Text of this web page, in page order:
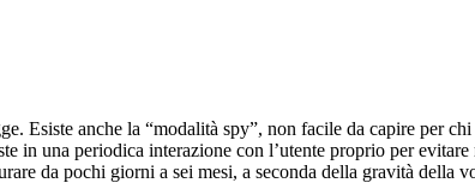
Esiste anche la “modalità spy”, non facile da capire per chi
in una periodica interazione con l’utente proprio per evitare
da pochi giorni a sei mesi, a seconda della gravità della